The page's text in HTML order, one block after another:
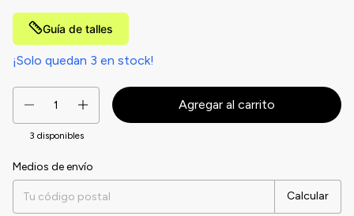
Guía de talles
¡Solo quedan 3 en stock!
3 disponibles
Entregas para el CP:
Medios de envío
Calcular